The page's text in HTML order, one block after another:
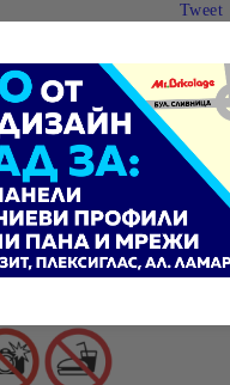
с вас в рамките на
Tweet
продукти